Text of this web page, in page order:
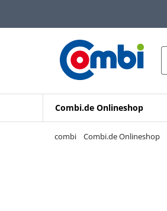
Zur Navigation springen
Zur Suche springen
Combi.de Onlineshop
combi Combi.de Onlineshop